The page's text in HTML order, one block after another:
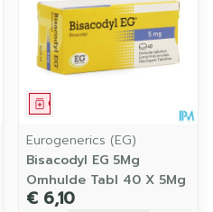
Geneesmiddel
Eurogenerics (EG)
Bisacodyl EG 5Mg
Omhulde Tabl 40 X 5Mg
€ 6,10